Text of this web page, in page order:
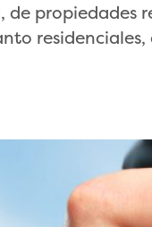
propiedades